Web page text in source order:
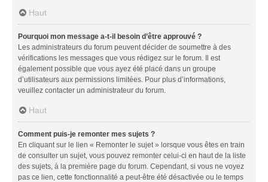
Haut
Pourquoi mon message a-t-il besoin d’être approuvé ?
Les administrateurs du forum peuvent décider de soumettre à des
vérifications les messages que vous rédigez sur le forum. Il est
également possible que vous ayez été placé dans un groupe
d’utilisateurs aux permissions limitées. Pour plus d’informations,
veuillez contacter un administrateur du forum.
Haut
Comment puis-je remonter mes sujets ?
En cliquant sur le lien « Remonter le sujet » lorsque vous êtes en train
de consulter un sujet, vous pouvez remonter celui-ci en haut de la liste
des sujets, à la première page du forum. Cependant, si vous ne voyez
pas ce lien, cette fonctionnalité a peut-être été désactivée ou le temps